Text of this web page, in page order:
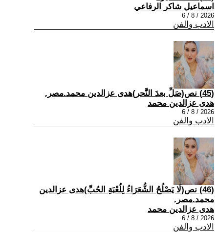
اسماعيل شاكر الرفاعي
2026 / 8 / 6
الادب والفن
(45) نص(صَلِّ بعدَ النَّحر)هدى عزالدين محمد.مصر.
هدى عزالدين محمد
2026 / 8 / 6
الادب والفن
(46) نص(لَا يَصْلُحُ الشُّعَرَاءُ لِلُعْبَةِ الحُبِّ)هدى عزالدين
محمد.مصر.
هدى عزالدين محمد
2026 / 8 / 6
الادب والفن